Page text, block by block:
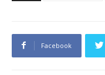
Facebook